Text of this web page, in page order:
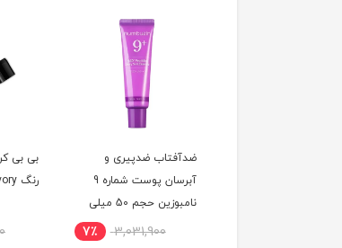
ضدآفتاب ضدپیری و
آبرسان پوست شماره 9
نامبوزین حجم 50 میلی
3,031,900 7٪
رنگ Ivory^